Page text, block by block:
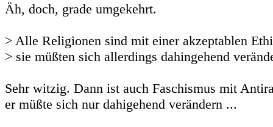
Äh, doch, grade umgekehrt.
> Alle Religionen sind mit einer akzeptablen
> sie müßten sich allerdings dahingehend
Sehr witzig. Dann ist auch Faschismus mit
er müßte sich nur dahigehend verändern ...